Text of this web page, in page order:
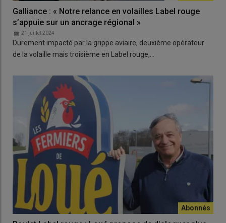
Galliance : « Notre relance en volailles Label rouge
s’appuie sur un ancrage régional »
21 juillet 2024
Durement impacté par la grippe aviaire, deuxième opérateur
de la volaille mais troisième en Label rouge,…